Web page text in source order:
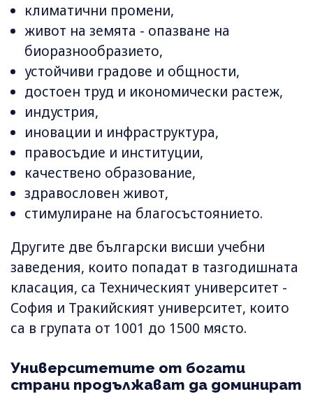
климатични промени,
живот на земята - опазване на
биоразнообразието,
устойчиви градове и общности,
достоен труд и икономически растеж,
индустрия,
иновации и инфраструктура,
правосъдие и институции,
качествено образование,
здравословен живот,
стимулиране на благосъстоянието.
Другите две български висши учебни
заведения, които попадат в тазгодишната
класация, са Техническият университет -
София и Тракийският университет, които
са в групата от 1001 до 1500 място.
Университетите от богати
страни продължават да доминират